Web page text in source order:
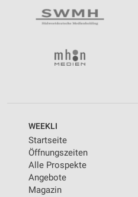
WEEKLI
Startseite
Öffnungszeiten
Alle Prospekte
Angebote
Magazin